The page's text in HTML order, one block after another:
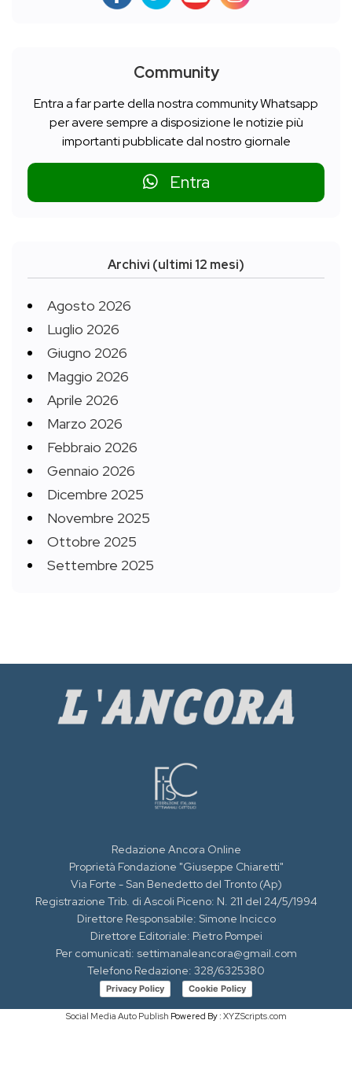
Community
Entra a far parte della nostra community Whatsapp
per avere sempre a disposizione le notizie più
importanti pubblicate dal nostro giornale
Entra
Archivi (ultimi 12 mesi)
Agosto 2026
Luglio 2026
Giugno 2026
Maggio 2026
Aprile 2026
Marzo 2026
Febbraio 2026
Gennaio 2026
Dicembre 2025
Novembre 2025
Ottobre 2025
Settembre 2025
Redazione Ancora Online
Proprietà Fondazione "Giuseppe Chiaretti"
Via Forte - San Benedetto del Tronto (Ap)
Registrazione Trib. di Ascoli Piceno: N. 211 del 24/5/1994
Direttore Responsabile: Simone Incicco
Direttore Editoriale: Pietro Pompei
Per comunicati: settimanaleancora@gmail.com
Telefono Redazione: 328/6325380
Privacy Policy Cookie Policy
Social Media Auto Publish Powered By : XYZScripts.com